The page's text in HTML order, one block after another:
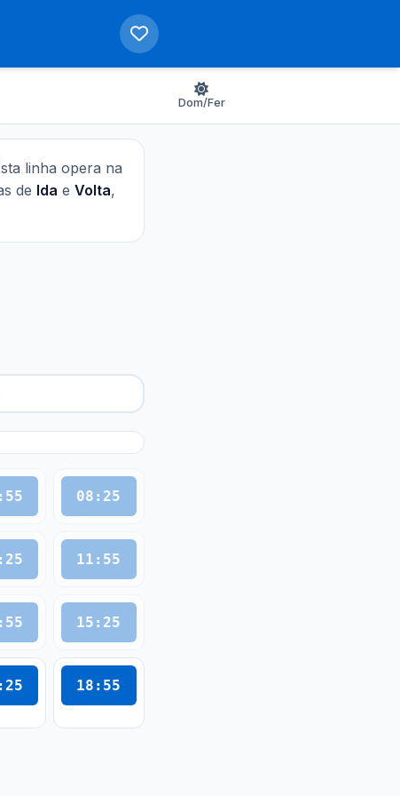
Dom/Fer
linha opera na
de Ida e Volta,
08:25
11:55
15:25
18:55